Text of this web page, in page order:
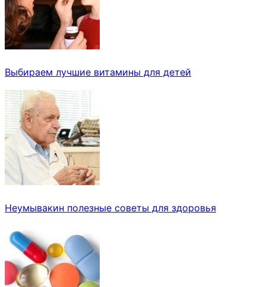
Выбираем лучшие витамины для детей
Неумывакин полезные советы для здоровья